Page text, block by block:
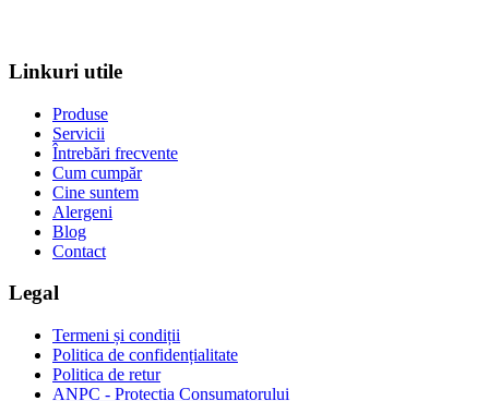
Linkuri utile
Produse
Servicii
Întrebări frecvente
Cum cumpăr
Cine suntem
Alergeni
Blog
Contact
Legal
Termeni și condiții
Politica de confidențialitate
Politica de retur
ANPC - Protecția Consumatorului